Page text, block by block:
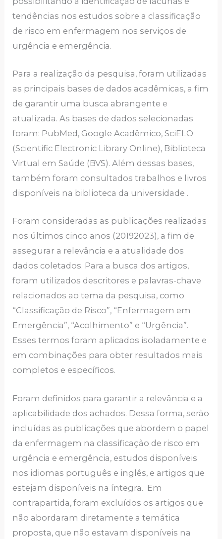
tendências nos estudos sobre a classificação
de risco em enfermagem nos serviços de
urgência e emergência.
Para a realização da pesquisa, foram utilizadas
as principais bases de dados acadêmicas, a fim
de garantir uma busca abrangente e
atualizada. As bases de dados selecionadas
foram: PubMed, Google Acadêmico, SciELO
(Scientific Electronic Library Online), Biblioteca
Virtual em Saúde (BVS). Além dessas bases,
também foram consultados trabalhos e livros
disponíveis na biblioteca da universidade .
Foram consideradas as publicações realizadas
nos últimos cinco anos (20192023), a fim de
assegurar a relevância e a atualidade dos
dados coletados. Para a busca dos artigos,
foram utilizados descritores e palavras-chave
relacionados ao tema da pesquisa, como
“Classificação de Risco”, “Enfermagem em
Emergência”, “Acolhimento” e “Urgência”.
Esses termos foram aplicados isoladamente e
em combinações para obter resultados mais
completos e específicos.
Foram definidos para garantir a relevância e a
aplicabilidade dos achados. Dessa forma, serão
incluídas as publicações que abordem o papel
da enfermagem na classificação de risco em
urgência e emergência, estudos disponíveis
nos idiomas português e inglês, e artigos que
estejam disponíveis na íntegra. Em
contrapartida, foram excluídos os artigos que
não abordaram diretamente a temática
proposta, que não estavam disponíveis na